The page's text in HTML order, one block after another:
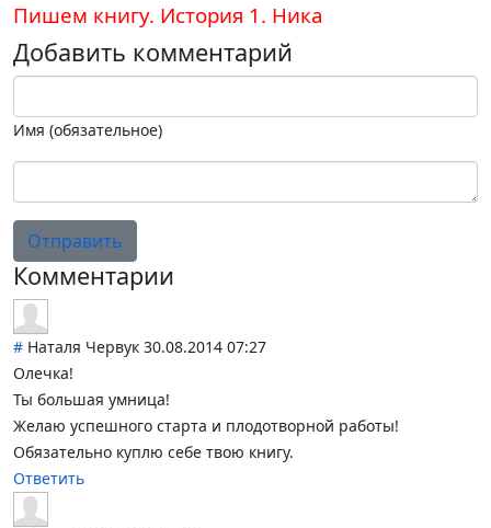
Пишем книгу. История 1. Ника
Добавить комментарий
Имя (обязательное)
Отправить
Комментарии
# Наталя Червук 30.08.2014 07:27
Олечка!
Ты большая умница!
Желаю успешного старта и плодотворной работы!
Обязательно куплю себе твою книгу.
Ответить